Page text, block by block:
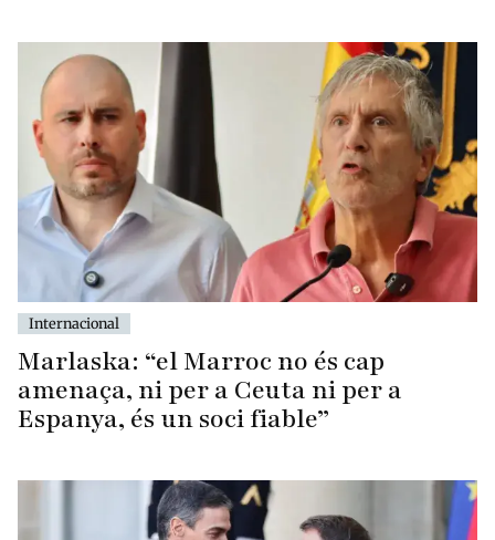
Internacional
Marlaska: “el Marroc no és cap
amenaça, ni per a Ceuta ni per a
Espanya, és un soci fiable”